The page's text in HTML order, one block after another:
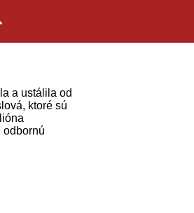
a ustálila od
ktoré sú
odbornú